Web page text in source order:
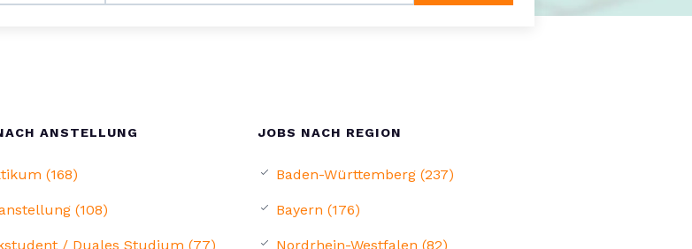
ANSTELLUNG
(168)
(108)
/ Duales Studium (77)
JOBS NACH REGION
Baden-Württemberg (237)
Bayern (176)
Nordrhein-Westfalen (82)